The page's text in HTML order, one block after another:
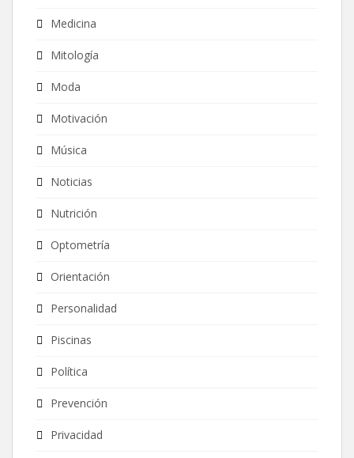
Medicina
Mitología
Moda
Motivación
Música
Noticias
Nutrición
Optometría
Orientación
Personalidad
Piscinas
Política
Prevención
Privacidad